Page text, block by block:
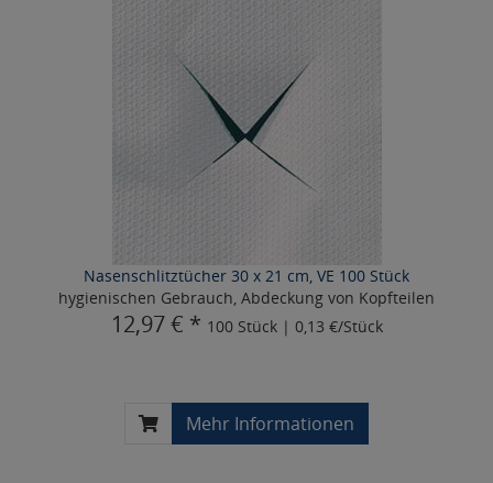
Nasenschlitztücher 30 x 21 cm, VE 100 Stück
hygienischen Gebrauch, Abdeckung von Kopfteilen
12,97 € * 100 Stück | 0,13 €/Stück
Mehr Informationen